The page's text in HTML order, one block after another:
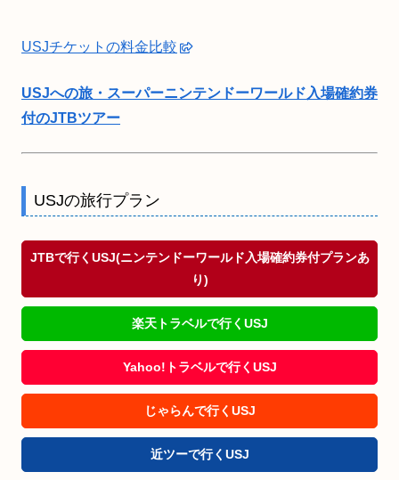
USJチケットの料金比較
USJへの旅・スーパーニンテンドーワールド入場確約券
付のJTBツアー
USJの旅行プラン
JTBで行くUSJ(ニンテンドーワールド入場確約券付プランあ
り)
楽天トラベルで行くUSJ
Yahoo!トラベルで行くUSJ
じゃらんで行くUSJ
近ツーで行くUSJ